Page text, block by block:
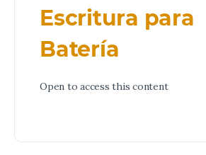
Escritura para
Batería
Open to access this content